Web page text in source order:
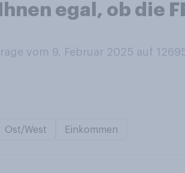
egal, ob die
vom 9. Februar 2025 auf
Ost/West Einkommen